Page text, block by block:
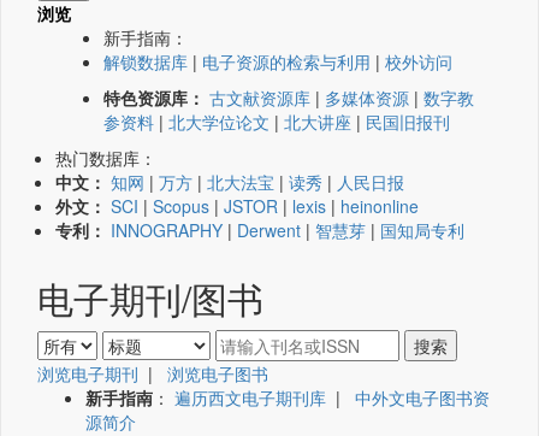
浏览
新手指南：
解锁数据库 | 电子资源的检索与利用 | 校外访问
特色资源库： 古文献资源库 | 多媒体资源 | 数字教
参资料 | 北大学位论文 | 北大讲座 | 民国旧报刊
热门数据库：
中文： 知网 | 万方 | 北大法宝 | 读秀 | 人民日报
外文： SCI | Scopus | JSTOR | lexis | heinonline
专利： INNOGRAPHY | Derwent | 智慧芽 | 国知局专利
电子期刊/图书
浏览电子期刊 | 浏览电子图书
新手指南 ： 遍历西文电子期刊库 | 中外文电子图书资
源简介